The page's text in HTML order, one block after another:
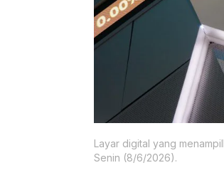
Layar digital yang
Senin (8/6/2026).